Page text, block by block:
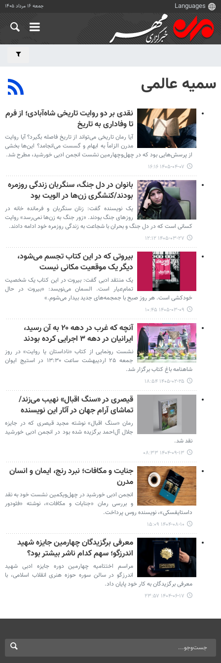
جمعه ۱۶ مرداد ۱۴۰۵
سمیه عالمی
نقدی بر دو روایت تاریخی شاه‌آبادی؛ از فرم
تا وفاداری به تاریخ
آیا رمان تاریخی می‌تواند از تاریخ فاصله بگیرد؟ آیا روایت
مدرن الزاماً به ابهام و گسست می‌انجامد؟ این‌ها بخشی
از پرسش‌هایی بود که در چهل‌وچهارمین نشست انجمن ادبی خورشید، مطرح شد.
۱۴۰۵-۰۴-۰۷ ۱۶:۱۶
بانوان در دل جنگ، سنگربان زندگی روزمره
بودند/کنشگری زن‌ها در الویت بود
یک نویسنده گفت: زنان سنگربان و فرمانده خانه در
روزهای جنگ بودند. «زور جنگ به زن‌ها نمی‌رسد» روایت
کسانی است که در دل جنگ و بحران با شجاعت به زندگی روزمره خود ادامه دادند.
۱۴۰۵-۰۳-۲۷ ۱۲:۱۲
بیروتی که در این کتاب تجسم می‌شود،
دیگر یک موقعیت مکانی نیست
یک منتقد ادبی گفت: بیروت در این کتاب یک شخصیت
تمام‌عیار است. السمان می‌نویسد: «بیروت در حال
خودکشی است. هر روز صبح با جمجمه‌های جدید بیدار می‌شوم.»
۱۴۰۵-۰۳-۰۹ ۱۰:۴۵
آنچه که غرب در دهه ۲۰ به آن رسید،
ایرانیان در دهه ۳ اجرایی کرده بودند
نشست رونمایی از کتاب «ناداستان یا روایت» در روز
جمعه ۲۵ اردیبهشت ساعت ۱۳:۳۰ در استیج ایوان
شاهنامه باغ کتاب برگزار شد.
۱۴۰۵-۰۲-۲۵ ۱۸:۵۴
قیصری در «سنگ اقبال» نهیب می‌زند/
تماشای آرام جهان در آثار این نویسنده
رمان «سنگ اقبال» نوشته مجید قیصری که در جایزه
جلال آل‌احمد برگزیده شده بود در انجمن ادبی خورشید
نقد شد.
۱۴۰۴-۰۹-۱۳ ۰۸:۳۳
جنایت و مکافات؛ نبرد رنج، ایمان و انسان
مدرن
انجمن ادبی خورشید در چهل‌ویکمین نشست خود به نقد
و بررسی رمان «جنایات و مکافات»، نوشته «فئودور
داستایفسکی»، نویسنده روس پرداخت.
۱۴۰۴-۰۸-۱۰ ۱۵:۰۹
معرفی برگزیدگان چهارمین جایزه شهید
اندرزگو؛ سهم کدام ناشر بیشتر بود؟
مراسم اختتامیه چهارمین دوره جایزه ادبی شهید
اندرزگو در سالن سوره حوزه هنری انقلاب اسلامی، با
معرفی برگزیدگان به کار خود پایان داد.
۱۴۰۴-۰۶-۱۷ ۲۳:۵۷